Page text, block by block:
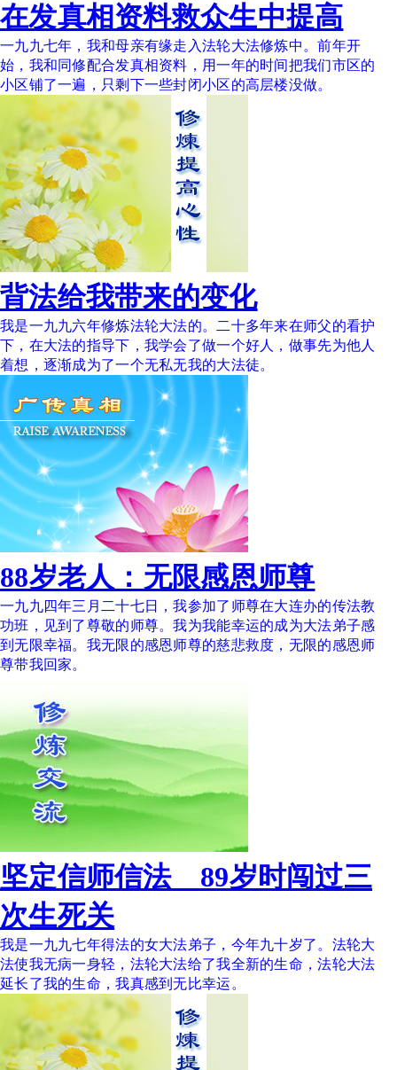
在发真相资料救众生中提高
一九九七年，我和母亲有缘走入法轮大法修炼中。前年开
始，我和同修配合发真相资料，用一年的时间把我们市区的
小区铺了一遍，只剩下一些封闭小区的高层楼没做。
背法给我带来的变化
我是一九九六年修炼法轮大法的。二十多年来在师父的看护
下，在大法的指导下，我学会了做一个好人，做事先为他人
着想，逐渐成为了一个无私无我的大法徒。
88岁老人：无限感恩师尊
一九九四年三月二十七日，我参加了师尊在大连办的传法教
功班，见到了尊敬的师尊。我为我能幸运的成为大法弟子感
到无限幸福。我无限的感恩师尊的慈悲救度，无限的感恩师
尊带我回家。
坚定信师信法 89岁时闯过三
次生死关
我是一九九七年得法的女大法弟子，今年九十岁了。法轮大
法使我无病一身轻，法轮大法给了我全新的生命，法轮大法
延长了我的生命，我真感到无比幸运。